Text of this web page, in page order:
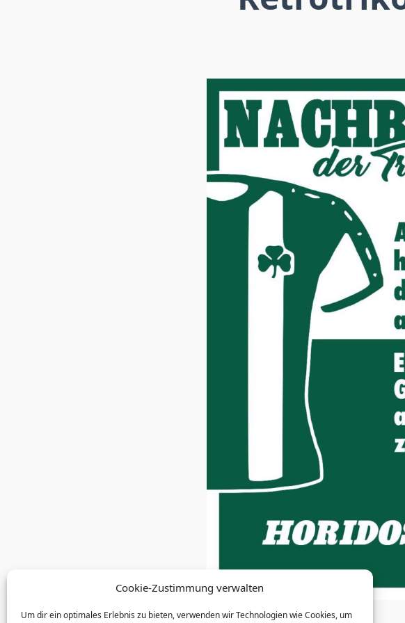
Cookie-Zustimmung verwalten
Um dir ein optimales Erlebnis zu bieten, verwenden wir Technologien wie Cookies, um